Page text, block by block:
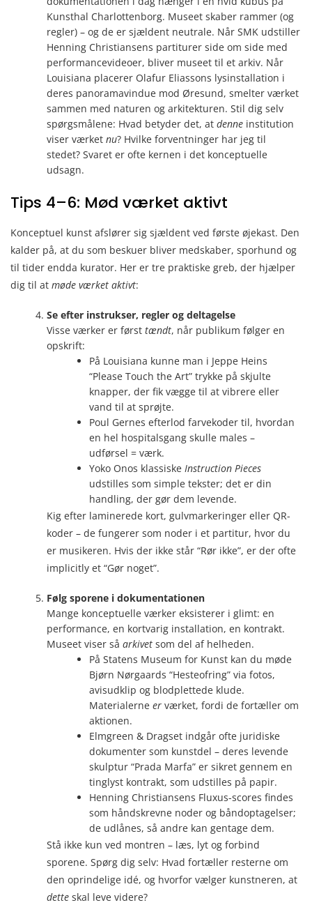
Kunsthal Charlottenborg. Museet skaber rammer (og
regler) – og de er sjældent neutrale. Når SMK udstiller
Henning Christiansens partiturer side om side med
performancevideoer, bliver museet til et arkiv. Når
Louisiana placerer Olafur Eliassons lysinstallation i
deres panoramavindue mod Øresund, smelter værket
sammen med naturen og arkitekturen. Stil dig selv
spørgsmålene: Hvad betyder det, atdenne institution
viser værketnu? Hvilke forventninger har jeg til
stedet? Svaret er ofte kernen i det konceptuelle
udsagn.
Tips 4–6: Mød værket aktivt
Konceptuel kunst afslører sig sjældent ved første øjekast. Den
kalder på, at du som beskuer bliver medskaber, sporhund og
til tider endda kurator. Her er tre praktiske greb, der hjælper
dig til at møde værket aktivt:
Se efter instrukser, regler og deltagelse
Visse værker er førsttændt, når publikum følger en
opskrift:
På Louisiana kunne man i Jeppe Heins
“Please Touch the Art” trykke på skjulte
knapper, der fik vægge til at vibrere eller
vand til at sprøjte.
Poul Gernes efterlod farvekoder til, hvordan
en hel hospitalsgang skulle males –
udførsel = værk.
Yoko Onos klassiskeInstruction Pieces
udstilles som simple tekster; det er din
handling, der gør dem levende.
Kig efter laminerede kort, gulvmarkeringer eller QR-
koder – de fungerer som noder i et partitur, hvor du
er musikeren. Hvis der ikke står “Rør ikke”, er der ofte
implicitly et “Gør noget”.
Følg sporene i dokumentationen
Mange konceptuelle værker eksisterer i glimt: en
performance, en kortvarig installation, en kontrakt.
Museet viser såarkivet som del af helheden.
På Statens Museum for Kunst kan du møde
Bjørn Nørgaards “Hesteofring” via fotos,
avisudklip og blodplettede klude.
Materialerneer værket, fordi de fortæller om
aktionen.
Elmgreen & Dragset indgår ofte juridiske
dokumenter som kunstdel – deres levende
skulptur “Prada Marfa” er sikret gennem en
tinglyst kontrakt, som udstilles på papir.
Henning Christiansens Fluxus-scores findes
som håndskrevne noder og båndoptagelser;
de udlånes, så andre kan gentage dem.
Stå ikke kun ved montren – læs, lyt og forbind
sporene. Spørg dig selv: Hvad fortæller resterne om
den oprindelige idé, og hvorfor vælger kunstneren, at
dette skal leve videre?